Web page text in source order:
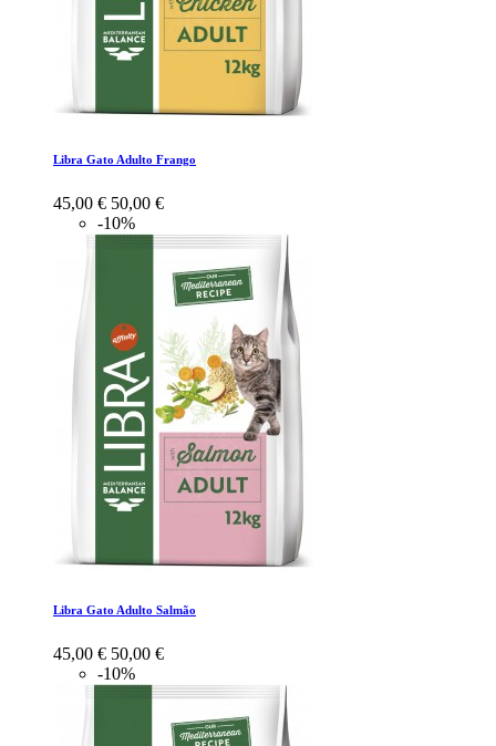
Libra Gato Adulto Frango
45,00 € 50,00 €
-10%
Libra Gato Adulto Salmão
45,00 € 50,00 €
-10%